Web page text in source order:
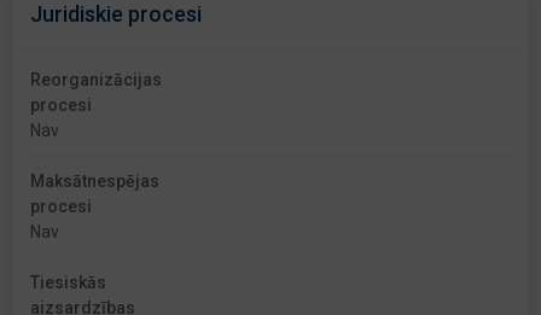
Juridiskie procesi
Reorganizācijas
procesi
Nav
Maksātnespējas
procesi
Nav
Tiesiskās
aizsardzības